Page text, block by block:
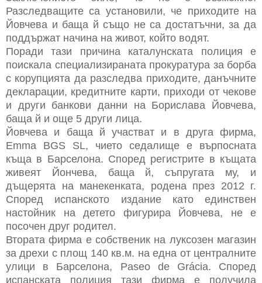
Разследващите са установили, че приходите на
Йовчева и баща й също не са достатъчни, за да
поддържат начина на живот, който водят.
Поради тази причина каталунската полиция е
поискала специализираната прокуратура за борба
с корупцията да разследва приходите, данъчните
декларации, кредитните карти, приходи от чекове
и други банкови данни на Борислава Йовчева,
баща й и още 5 други лица.
Йовчева и баща й участват и в друга фирма,
Emma BGS SL, чието седалище е върпосната
къща в Барселона. Според регистрите в къщата
живеят Йончева, баща й, съпругата му, и
дъщерята на манекенката, родена през 2012 г.
Според испанското издание като единствен
настойник на детето фигурира Йовчева, не е
посочен друг родител.
Втората фирма е собственик на луксозен магазин
за дрехи с площ 140 кв.м. на една от централните
улици в Барселона, Paseo de Grácia. Според
испанската полиция тази фирма е получила